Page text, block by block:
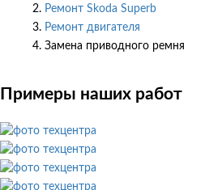
Ремонт Skoda Superb
Ремонт двигателя
Замена приводного ремня
Примеры наших работ